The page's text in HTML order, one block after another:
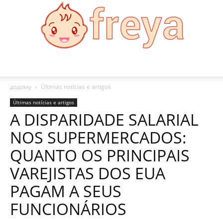
додому
Últimas notícias e artigos
Últimas notícias e artigos
A DISPARIDADE SALARIAL
NOS SUPERMERCADOS:
QUANTO OS PRINCIPAIS
VAREJISTAS DOS EUA
PAGAM A SEUS
FUNCIONÁRIOS